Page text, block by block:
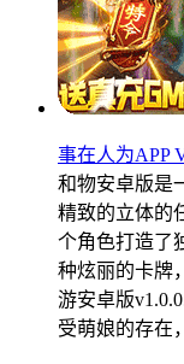
事在人为APP
和物安卓版是
精致的立体的
个角色打造了
种炫丽的卡牌
游安卓版
受萌娘的存在